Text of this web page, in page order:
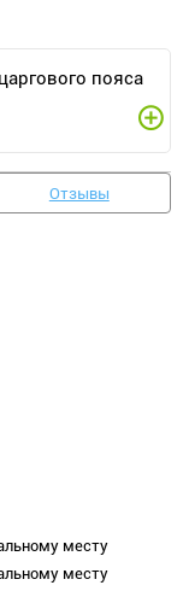
пояса
Отзывы
месту
месту